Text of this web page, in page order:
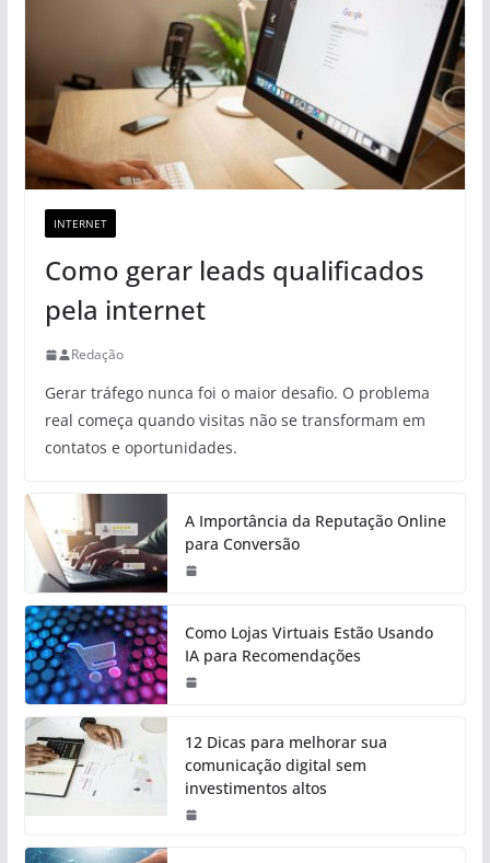
INTERNET
Como gerar leads qualificados
pela internet
Redação
Gerar tráfego nunca foi o maior desafio. O problema
real começa quando visitas não se transformam em
contatos e oportunidades.
A Importância da Reputação Online
para Conversão
Como Lojas Virtuais Estão Usando
IA para Recomendações
12 Dicas para melhorar sua
comunicação digital sem
investimentos altos